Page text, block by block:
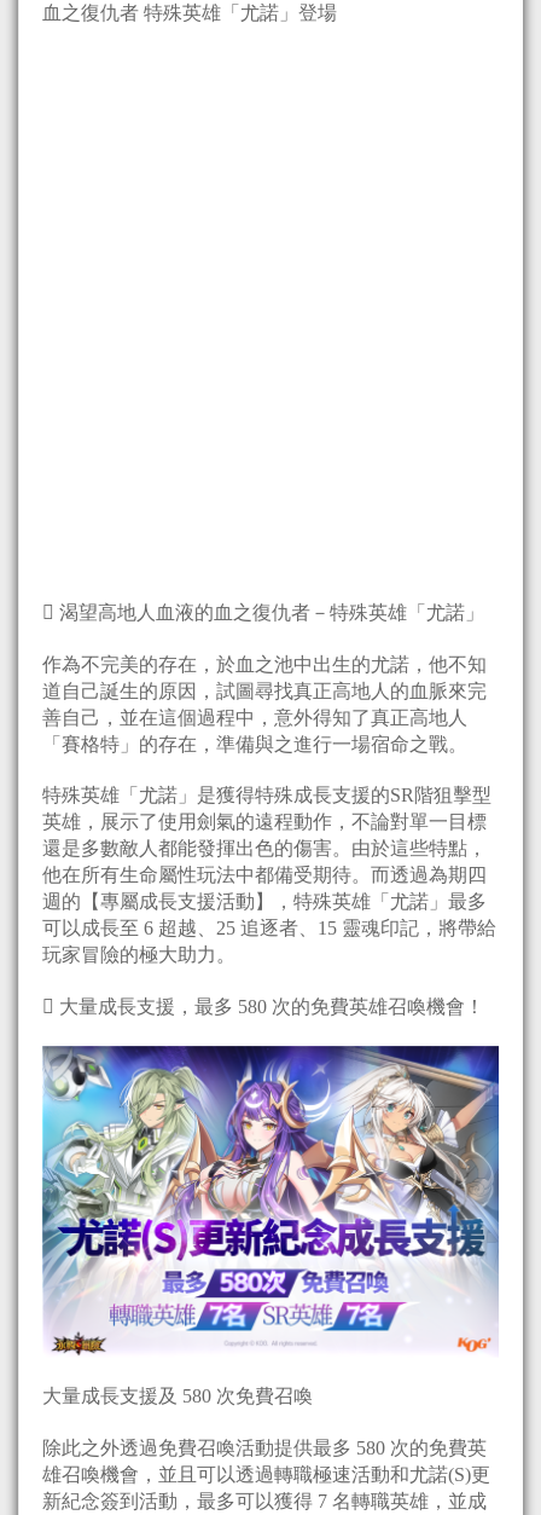
血之復仇者 特殊英雄「尤諾」登場
 渴望高地人血液的血之復仇者－特殊英雄「尤諾」
作為不完美的存在，於血之池中出生的尤諾，他不知
道自己誕生的原因，試圖尋找真正高地人的血脈來完
善自己，並在這個過程中，意外得知了真正高地人
「賽格特」的存在，準備與之進行一場宿命之戰。
特殊英雄「尤諾」是獲得特殊成長支援的SR階狙擊型
英雄，展示了使用劍氣的遠程動作，不論對單一目標
還是多數敵人都能發揮出色的傷害。由於這些特點，
他在所有生命屬性玩法中都備受期待。而透過為期四
週的【專屬成長支援活動】，特殊英雄「尤諾」最多
可以成長至 6 超越、25 追逐者、15 靈魂印記，將帶給
玩家冒險的極大助力。
 大量成長支援，最多 580 次的免費英雄召喚機會！
大量成長支援及 580 次免費召喚
除此之外透過免費召喚活動提供最多 580 次的免費英
雄召喚機會，並且可以透過轉職極速活動和尤諾(S)更
新紀念簽到活動，最多可以獲得 7 名轉職英雄，並成